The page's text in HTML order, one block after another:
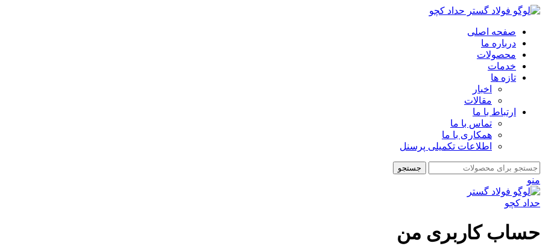
صفحه اصلی
درباره ما
محصولات
خدمات
تازه ها
اخبار
مقالات
ارتباط با ما
تماس با ما
همکاری با ما
اطلاعات تکمیلی پرسنل
جستجو
منو
حساب کاربری من